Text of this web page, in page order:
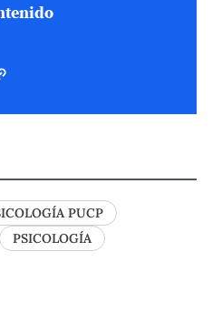
PUCP
PSICOLOGÍA